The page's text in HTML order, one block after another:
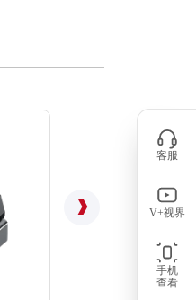
客服
V+视界
手机
查看